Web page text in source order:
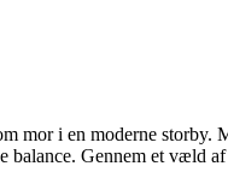
mor i en moderne
Gennem et